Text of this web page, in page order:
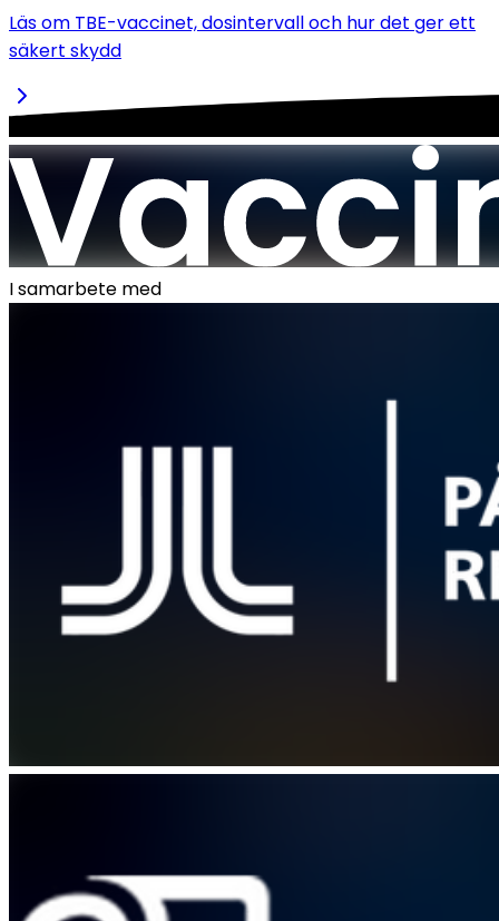
Läs om TBE-vaccinet, dosintervall och hur det ger ett
säkert skydd
I samarbete med